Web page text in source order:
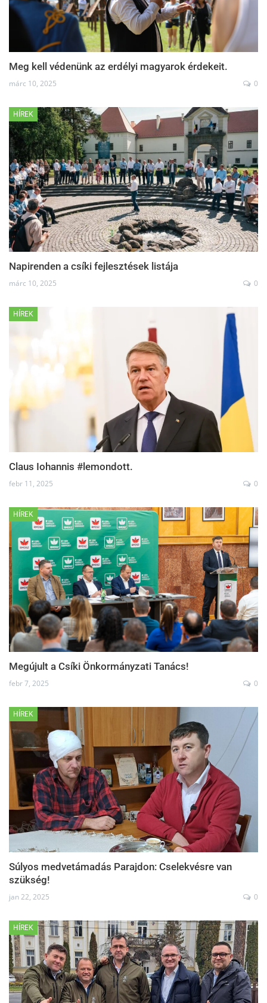
Meg kell védenünk az erdélyi magyarok érdekeit.
márc 10, 2025 0
HÍREK
Napirenden a csíki fejlesztések listája
márc 10, 2025 0
HÍREK
Claus Iohannis #lemondott.
febr 11, 2025 0
HÍREK
Megújult a Csíki Önkormányzati Tanács!
febr 7, 2025 0
HÍREK
Súlyos medvetámadás Parajdon: Cselekvésre van
szükség!
jan 22, 2025 0
HÍREK